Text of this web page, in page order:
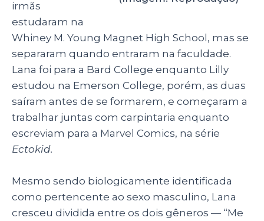
irmãs
estudaram na
Whiney M. Young Magnet High School, mas se
separaram quando entraram na faculdade.
Lana foi para a Bard College enquanto Lilly
estudou na Emerson College, porém, as duas
saíram antes de se formarem, e começaram a
trabalhar juntas com carpintaria enquanto
escreviam para a Marvel Comics, na série
Ectokid.
Mesmo sendo biologicamente identificada
como pertencente ao sexo masculino, Lana
cresceu dividida entre os dois gêneros — “Me